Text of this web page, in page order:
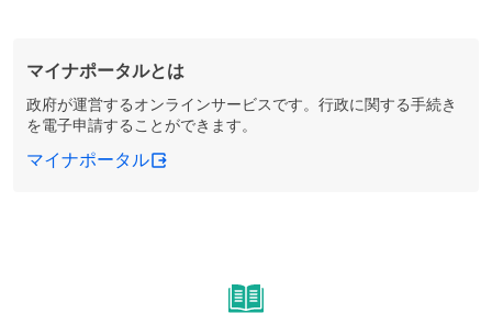
マイナポータルとは
政府が運営するオンラインサービスです。行政に関する手続き
を電子申請することができます。
マイナポータル